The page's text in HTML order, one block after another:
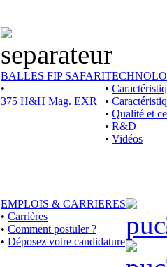
BALLES FIP SAFARI
•
375 H&H Mag. EXR
•
•
• Qualité et
• R&D
• Vidéos
EMPLOIS & CARRIERES
• Carrières
• Comment postuler ?
• Déposez votre candidature